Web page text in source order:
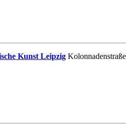
Kunst Leipzig Kolonnadenstraße